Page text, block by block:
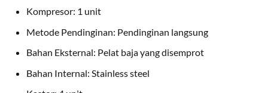
Kompresor: 1 unit
Metode Pendinginan: Pendinginan langsung
Bahan Eksternal: Pelat baja yang disemprot
Bahan Internal: Stainless steel